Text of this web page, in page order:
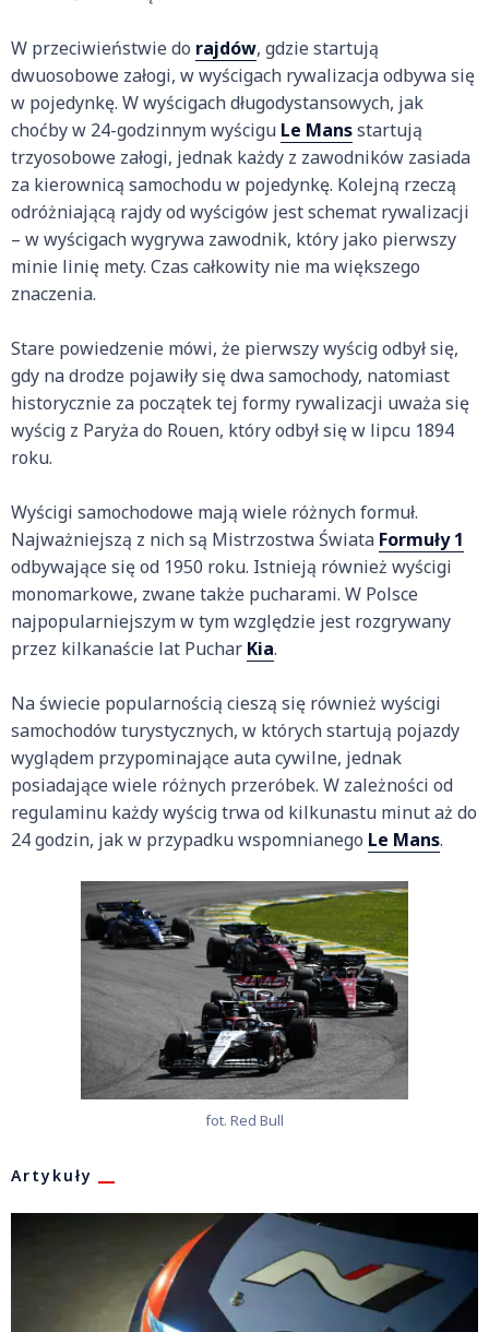
W przeciwieństwie do rajdów, gdzie startują
dwuosobowe załogi, w wyścigach rywalizacja odbywa się
w pojedynkę. W wyścigach długodystansowych, jak
choćby w 24-godzinnym wyścigu Le Mansstartują
trzyosobowe załogi, jednak każdy z zawodników zasiada
za kierownicą samochodu w pojedynkę. Kolejną rzeczą
odróżniającą rajdy od wyścigów jest schemat rywalizacji
– w wyścigach wygrywa zawodnik, który jako pierwszy
minie linię mety. Czas całkowity nie ma większego
znaczenia.
Stare powiedzenie mówi, że pierwszy wyścig odbył się,
gdy na drodze pojawiły się dwa samochody, natomiast
historycznie za początek tej formy rywalizacji uważa się
wyścig z Paryża do Rouen, który odbył się w lipcu 1894
roku.
Wyścigi samochodowe mają wiele różnych formuł.
Najważniejszą z nich są Mistrzostwa Świata Formuły 1
odbywające się od 1950 roku. Istnieją również wyścigi
monomarkowe, zwane także pucharami. W Polsce
najpopularniejszym w tym względzie jest rozgrywany
przez kilkanaście lat Puchar Kia.
Na świecie popularnością cieszą się również wyścigi
samochodów turystycznych, w których startują pojazdy
wyglądem przypominające auta cywilne, jednak
posiadające wiele różnych przeróbek. W zależności od
regulaminu każdy wyścig trwa od kilkunastu minut aż do
24 godzin, jak w przypadku wspomnianego Le Mans.
fot. Red Bull
Artykuły